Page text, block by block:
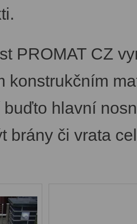
PROMAT CZ
konstrukčním
buďto hlavní
brány či vrata